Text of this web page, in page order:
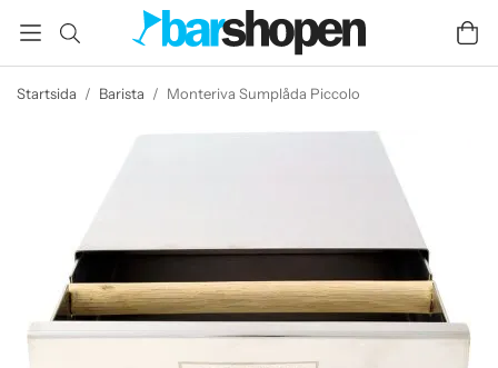
Startsida / Barista / Monteriva Sumplåda Piccolo